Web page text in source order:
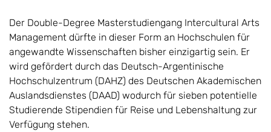
Der Double-Degree Masterstudiengang Intercultural Arts
Management dürfte in dieser Form an Hochschulen für
angewandte Wissenschaften bisher einzigartig sein. Er
wird gefördert durch das Deutsch-Argentinische
Hochschulzentrum (DAHZ) des Deutschen Akademischen
Auslandsdienstes (DAAD) wodurch für sieben potentielle
Studierende Stipendien für Reise und Lebenshaltung zur
Verfügung stehen.